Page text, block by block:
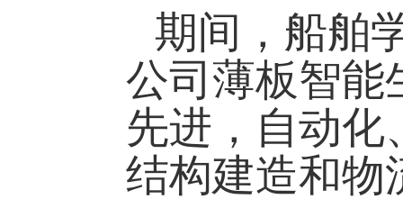
期间，船舶
公司 薄板智能
先进，自动化
结构建造和物